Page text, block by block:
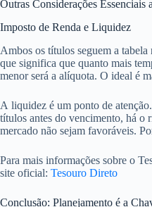
Outras Considerações Essenciais
Imposto de Renda e Liquidez
Ambos os títulos seguem a
que significa que quanto mais
menor será a alíquota. O ideal é
A liquidez é um ponto de
títulos antes do vencimento, há o
mercado não sejam favoráveis.
Para mais informações sobre o
site oficial: Tesouro Direto
Conclusão: Planejamento é a